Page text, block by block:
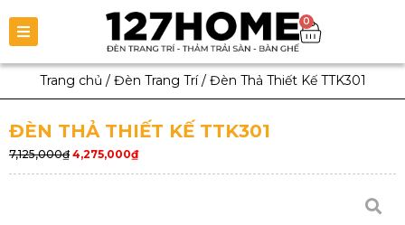
0
Trang chủ / Đèn Trang Trí/ Đèn Thả Thiết Kế TTK301
ĐÈN THẢ THIẾT KẾ TTK301
7,125,000₫ 4,275,000₫